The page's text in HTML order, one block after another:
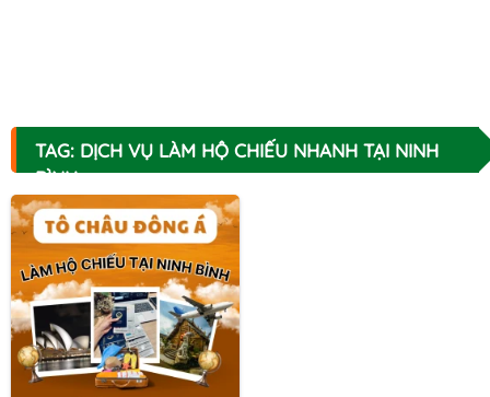
TAG: DỊCH VỤ LÀM HỘ CHIẾU NHANH TẠI NINH
BÌNH